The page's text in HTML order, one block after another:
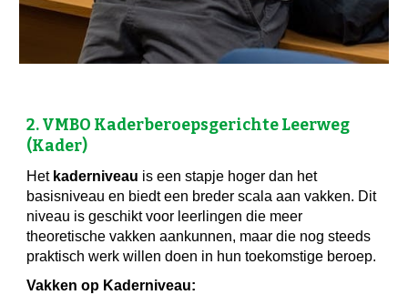
2. VMBO Kaderberoepsgerichte Leerweg
(Kader)
Het kaderniveau is een stapje hoger dan het
basisniveau en biedt een breder scala aan vakken. Dit
niveau is geschikt voor leerlingen die meer
theoretische vakken aankunnen, maar die nog steeds
praktisch werk willen doen in hun toekomstige beroep.
Vakken op Kaderniveau: